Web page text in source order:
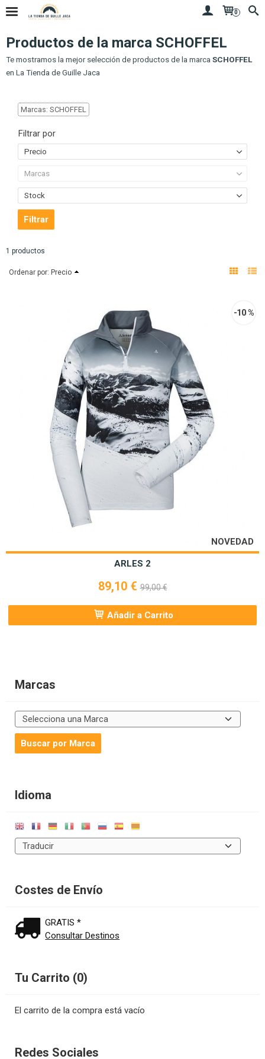
0
Marcas
Idioma
Costes de Envío
GRATIS *
Consultar Destinos
Tu Carrito (0)
El carrito de la compra está vacío
Redes Sociales
Productos de la marca SCHOFFEL
Te mostramos la mejor selección de productos de la marca SCHOFFEL
en La Tienda de Guille Jaca
Marcas: SCHOFFEL
Filtrar por
Precio
Marcas
Stock
1 productos
Ordenar por: Precio
NOVEDAD
-10 %
ARLES 2
89,10 €99,00 €
Añadir a Carrito